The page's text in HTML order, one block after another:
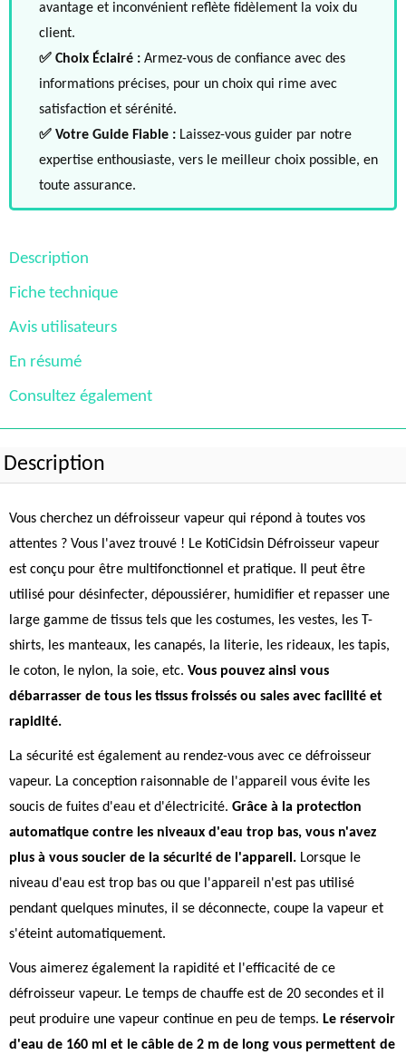
avantage et inconvénient reflète fidèlement la voix du
client.
✅ Choix Éclairé : Armez-vous de confiance avec des
informations précises, pour un choix qui rime avec
satisfaction et sérénité.
✅ Votre Guide Fiable : Laissez-vous guider par notre
expertise enthousiaste, vers le meilleur choix possible, en
toute assurance.
Description
Fiche technique
Avis utilisateurs
En résumé
Consultez également
Description
Vous cherchez un défroisseur vapeur qui répond à toutes vos
attentes ? Vous l'avez trouvé ! Le KotiCidsin Défroisseur vapeur
est conçu pour être multifonctionnel et pratique. Il peut être
utilisé pour désinfecter, dépoussiérer, humidifier et repasser une
large gamme de tissus tels que les costumes, les vestes, les T-
shirts, les manteaux, les canapés, la literie, les rideaux, les tapis,
le coton, le nylon, la soie, etc. Vous pouvez ainsi vous
débarrasser de tous les tissus froissés ou sales avec facilité et
rapidité.
La sécurité est également au rendez-vous avec ce défroisseur
vapeur. La conception raisonnable de l'appareil vous évite les
soucis de fuites d'eau et d'électricité. Grâce à la protection
automatique contre les niveaux d'eau trop bas, vous n'avez
plus à vous soucier de la sécurité de l'appareil. Lorsque le
niveau d'eau est trop bas ou que l'appareil n'est pas utilisé
pendant quelques minutes, il se déconnecte, coupe la vapeur et
s'éteint automatiquement.
Vous aimerez également la rapidité et l'efficacité de ce
défroisseur vapeur. Le temps de chauffe est de 20 secondes et il
peut produire une vapeur continue en peu de temps. Le réservoir
d'eau de 160 ml et le câble de 2 m de long vous permettent de